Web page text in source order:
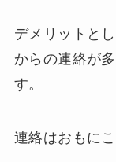
デメリットと
からの連絡が
す。
連絡はおもに